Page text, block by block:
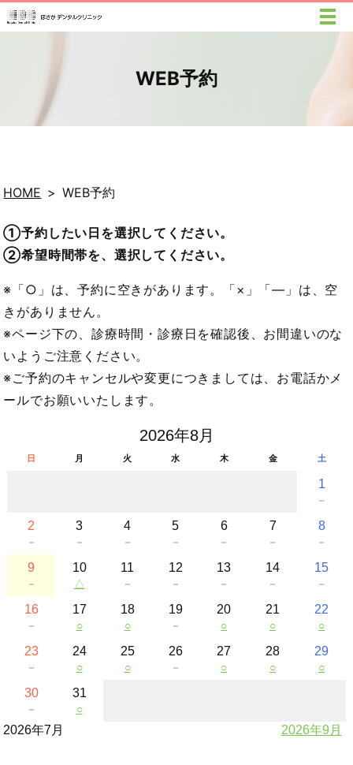
WEB予約
HOME WEB予約
①予約したい日を選択してください。
②希望時間帯を、選択してください。
※「○」は、予約に空きがあります。「×」「―」は、空
きがありません。
※ページ下の、診療時間・診療日を確認後、お間違いのな
いようご注意ください。
※ご予約のキャンセルや変更につきましては、お電話かメ
ールでお願いいたします。
2026年8月
日 月 火 水 木 金 土
1
－
2
－
3
－
4
－
5
－
6
－
7
－
8
－
9
－
10
△
11
－
12
－
13
－
14
－
15
－
16
－
17
○
18
○
19
－
20
○
21
○
22
○
23
－
24
○
25
○
26
－
27
○
28
○
29
○
30
－
31
○
2026年7月 2026年9月